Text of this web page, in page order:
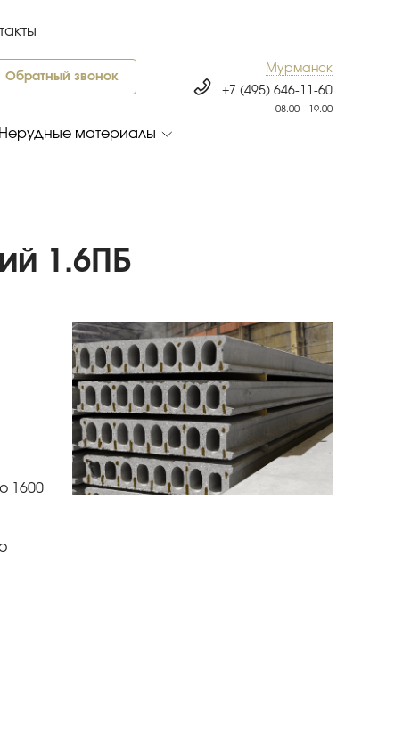
Обратный звонок
Мурманск
+7 (495) 646-11-60
08.00 - 19.00
Нерудные материалы
1.6ПБ
1600